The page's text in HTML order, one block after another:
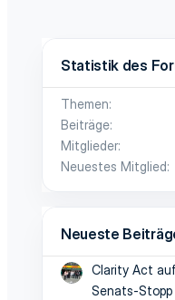
Statistik des
Themen
Beiträge
Mitglieder
Neuestes Mitglied
Neueste
Clarity Act
Senats-